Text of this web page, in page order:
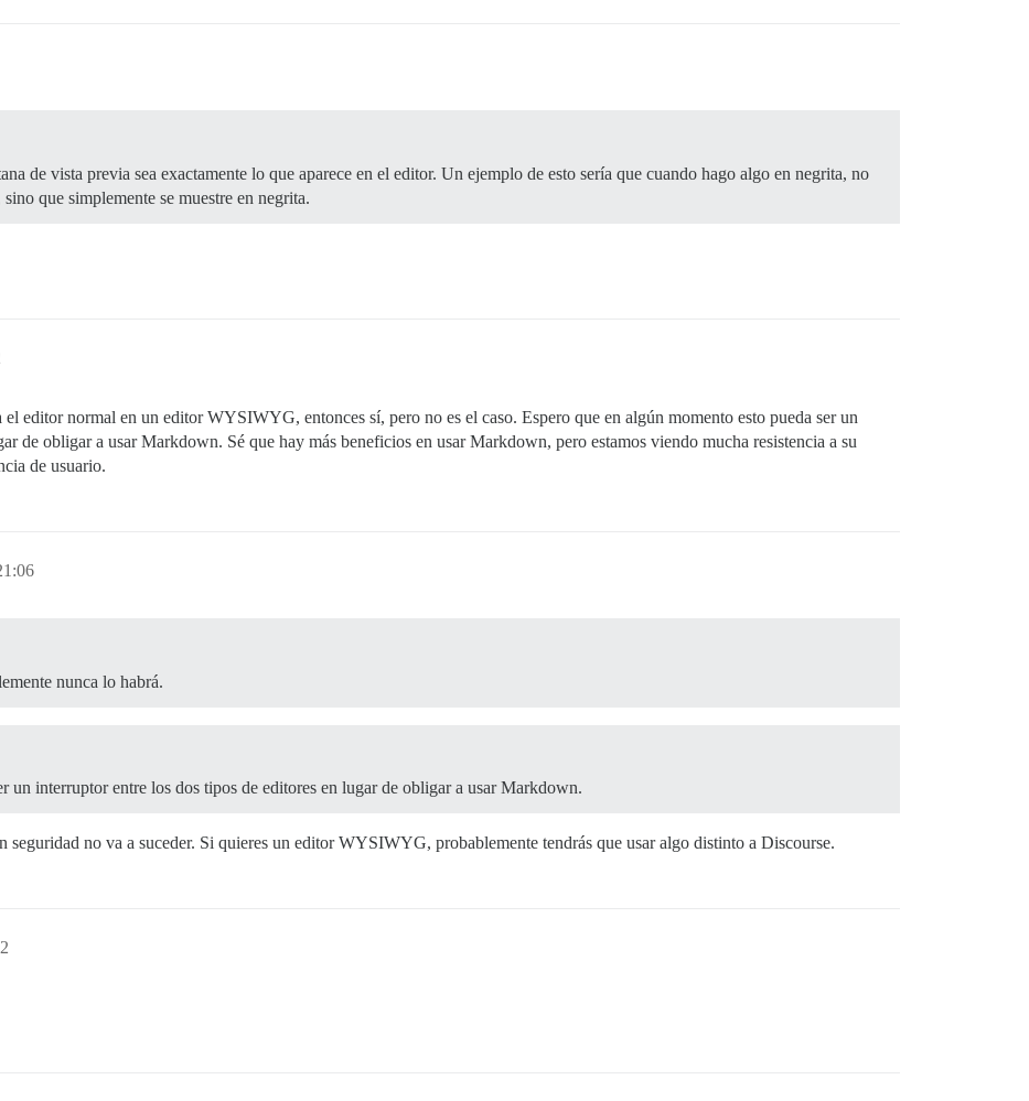
de vista previa sea exactamente lo que aparece en el editor. Un ejemplo de esto sería que cuando hago algo en negrita, no
que simplemente se muestre en negrita.
editor normal en un editor WYSIWYG, entonces sí, pero no es el caso. Espero que en algún momento esto pueda ser un
de obligar a usar Markdown. Sé que hay más beneficios en usar Markdown, pero estamos viendo mucha resistencia a su
de usuario.
nunca lo habrá.
un interruptor entre los dos tipos de editores en lugar de obligar a usar Markdown.
no va a suceder. Si quieres un editor WYSIWYG, probablemente tendrás que usar algo distinto a Discourse.